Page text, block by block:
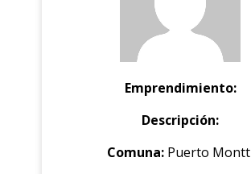
Emprendimiento:
Descripción:
Comuna: Puerto Montt